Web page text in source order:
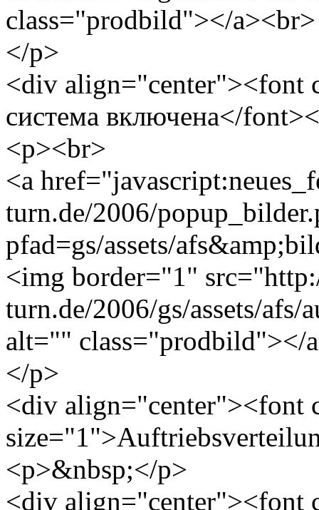
class="prodbild"></a><br>
</p>
<div align="center"><font
система включена</
<p><br>
<a
turn.de/2006/
pfad=gs/assets/
<img border="1"
turn.de/2006/gs/assets/
alt="" class="prodbild"></
</p>
<div align="center"><font
<p>&nbsp;</p>
<div align="center"><font